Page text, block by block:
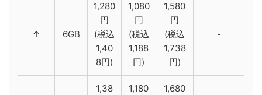
↑ 6GB
1,280
円
(税込
1,40
8円)
1,080
円
(税込
1,188
円)
1,580
円
(税込
1,738
円)
-
1,38
1,180
1,680